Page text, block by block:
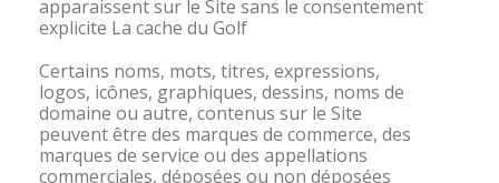
apparaissent sur le Site sans le consentement
explicite La cache du Golf
Certains noms, mots, titres, expressions,
logos, icônes, graphiques, dessins, noms de
domaine ou autre, contenus sur le Site
peuvent être des marques de commerce, des
marques de service ou des appellations
commerciales, déposées ou non déposées